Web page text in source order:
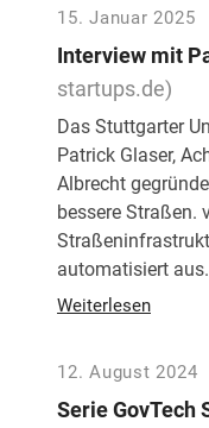
15. Januar 2025
Interview mit
startups.de)
Das Stuttgarter
Patrick Glaser,
Albrecht
bessere Straßen.
automatisiert aus.
Weiterlesen
12. August 2024
Serie GovTech